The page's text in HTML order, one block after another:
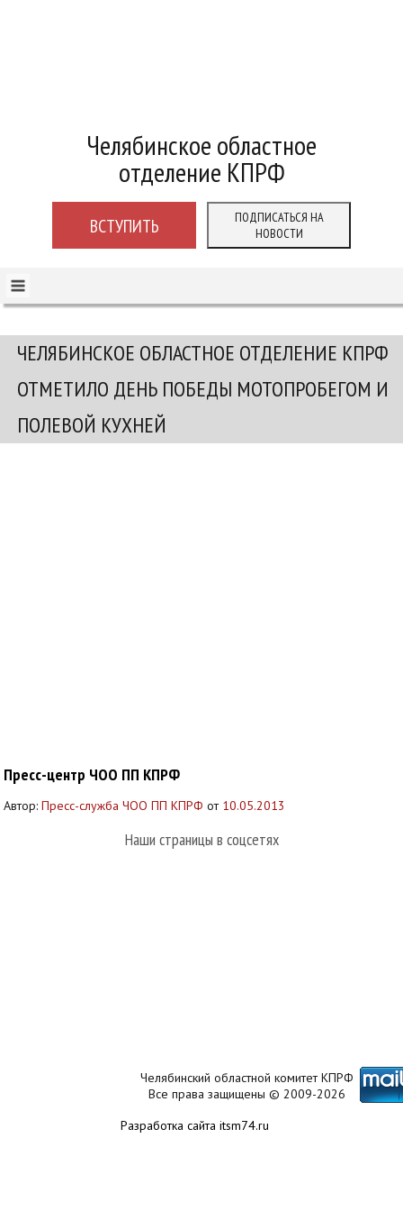
Челябинское областное
отделение КПРФ
ВСТУПИТЬ
ПОДПИСАТЬСЯ НА
НОВОСТИ
ЧЕЛЯБИНСКОЕ ОБЛАСТНОЕ ОТДЕЛЕНИЕ КПРФ
ОТМЕТИЛО ДЕНЬ ПОБЕДЫ МОТОПРОБЕГОМ И
ПОЛЕВОЙ КУХНЕЙ
Пресс-центр ЧОО ПП КПРФ
Автор:Пресс-служба ЧОО ПП КПРФ от 10.05.2013
Наши страницы в соцсетях
Челябинский областной комитет КПРФ
Все права защищены © 2009-2026
Разработка сайта itsm74.ru